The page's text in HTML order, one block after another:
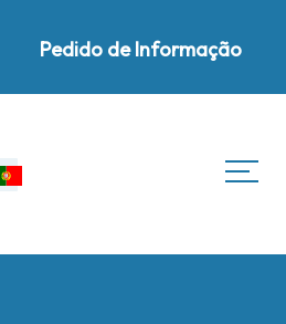
Pedido de Informação